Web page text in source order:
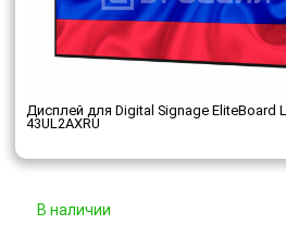
Дисплей для Digital Signage EliteBoard
43UL2AXRU
В наличии